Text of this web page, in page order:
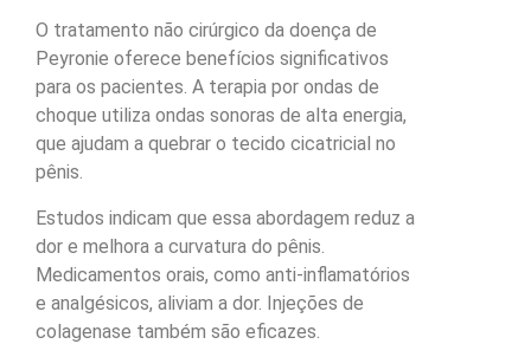
O tratamento não cirúrgico da doença de
Peyronie oferece benefícios significativos
para os pacientes. A terapia por ondas de
choque utiliza ondas sonoras de alta energia,
que ajudam a quebrar o tecido cicatricial no
pênis.
Estudos indicam que essa abordagem reduz a
dor e melhora a curvatura do pênis.
Medicamentos orais, como anti-inflamatórios
e analgésicos, aliviam a dor. Injeções de
colagenase também são eficazes.